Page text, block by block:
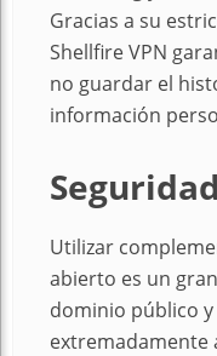
Gracias a su
Shellfire VPN
no guardar el
información
Seguridad
Utilizar
abierto es un
dominio público y
extremadamente